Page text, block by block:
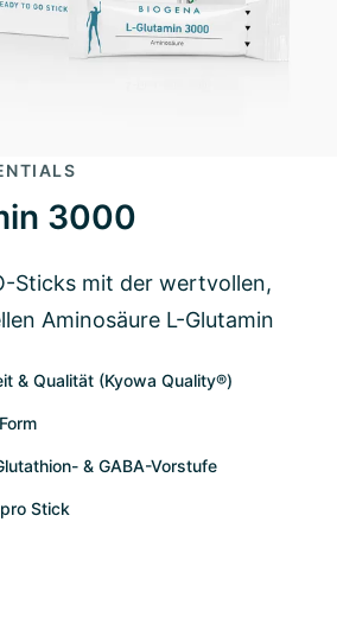
3000
Sticks mit der wertvollen,
Aminosäure L-Glutamin
& Qualität (Kyowa Quality®)
& GABA-Vorstufe
Stick